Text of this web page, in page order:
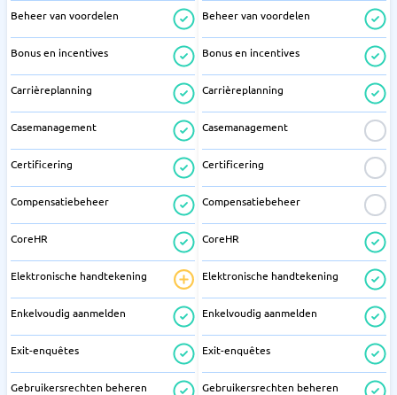
Beheer van voordelen
Bonus en incentives
Carrièreplanning
Casemanagement
Certificering
Compensatiebeheer
CoreHR
Elektronische handtekening
Enkelvoudig aanmelden
Exit-enquêtes
Gebruikersrechten beheren
Beheer van voordelen
Bonus en incentives
Carrièreplanning
Casemanagement
Certificering
Compensatiebeheer
CoreHR
Elektronische handtekening
Enkelvoudig aanmelden
Exit-enquêtes
Gebruikersrechten beheren